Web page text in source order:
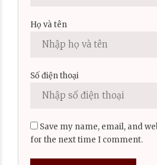
Họ và tên
Số điện thoại
Save my name, email, and
for the next time I comment.